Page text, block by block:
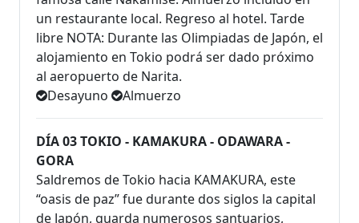
un restaurante local. Regreso al hotel. Tarde
libre NOTA: Durante las Olimpiadas de Japón, el
alojamiento en Tokio podrá ser dado próximo
al aeropuerto de Narita.
Desayuno
Almuerzo
DÍA 03 TOKIO - KAMAKURA - ODAWARA -
GORA
Saldremos de Tokio hacia KAMAKURA, este
“oasis de paz” fue durante dos siglos la capital
de Japón, guarda numerosos santuarios,